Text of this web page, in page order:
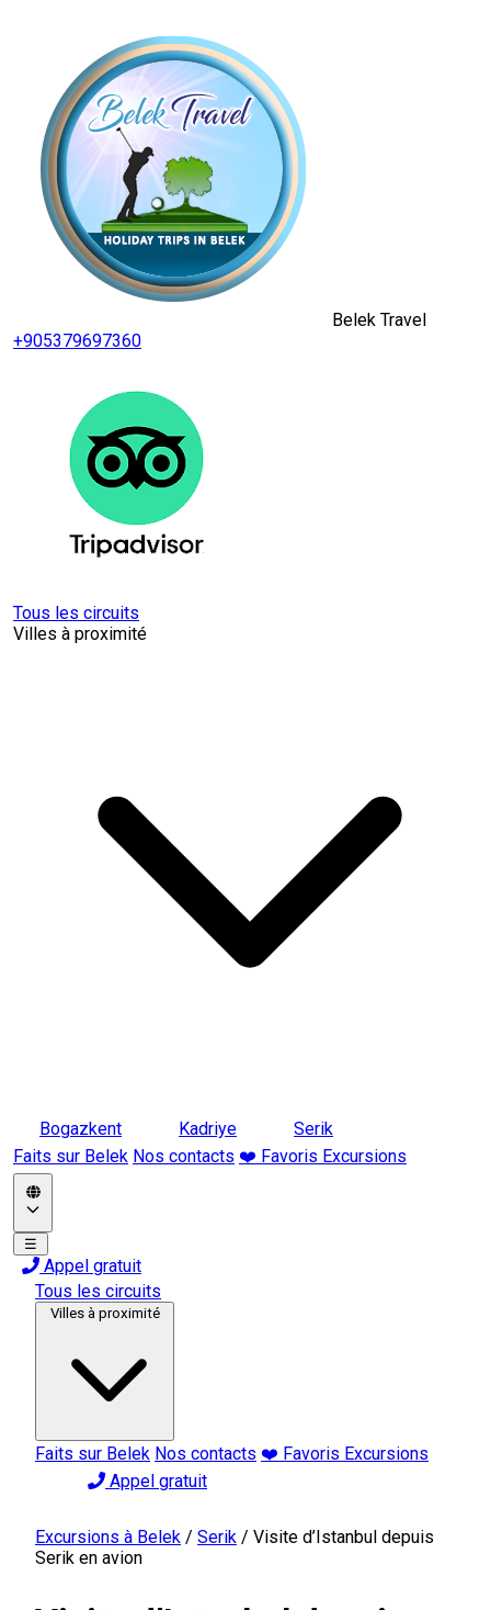
Belek Travel
+905379697360
Tous les circuits
Villes à proximité
Bogazkent Kadriye
Serik
Faits sur Belek Nos contacts ❤️ Favoris Excursions
☰
Appel gratuit
Tous les circuits
Villes à proximité
Faits sur Belek Nos contacts ❤️ Favoris Excursions
Appel gratuit
Excursions à Belek / Serik / Visite d’Istanbul depuis
Serik en avion